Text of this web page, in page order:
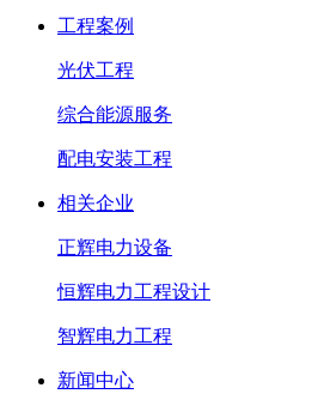
工程案例
光伏工程
综合能源服务
配电安装工程
相关企业
正辉电力设备
恒辉电力工程设计
智辉电力工程
新闻中心